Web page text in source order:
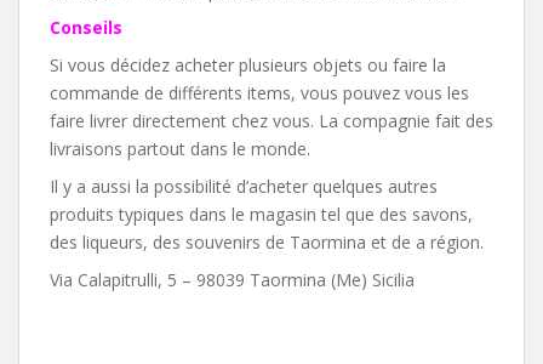
Conseils
Si vous décidez acheter plusieurs objets ou faire la
commande de différents items, vous pouvez vous les
faire livrer directement chez vous. La compagnie fait des
livraisons partout dans le monde.
Il y a aussi la possibilité d’acheter quelques autres
produits typiques dans le magasin tel que des savons,
des liqueurs, des souvenirs de Taormina et de a région.
Via Calapitrulli, 5 – 98039 Taormina (Me) Sicilia